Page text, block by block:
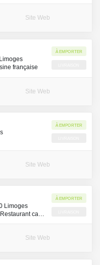
Site Web
française
À emporter
Site Web
À emporter
Site Web
Limoges
Restaurant asiatique oriental, Restaurant cambodgien
À emporter
Site Web